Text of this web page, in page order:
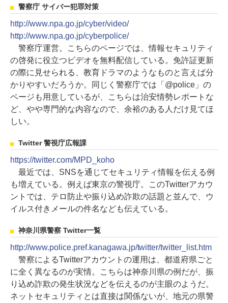
警察庁 サイバー犯罪対策
http://www.npa.go.jp/cyber/video/
http://www.npa.go.jp/cyberpolice/
警察庁運営。こちらのページでは、情報セキュリティ
の啓発に役立つビデオを無料配信している。免許証更新
の際に見せられる、教育ドラマのようなものと言えば分
かりやすいだろうか。同じく警察庁では「@police」の
ページも用意しているが、こちらは治安情勢レポートな
ど、やや専門的な内容なので、余裕のある人だけ見てほ
しい。
Twitter 警視庁広報課
https://twitter.com/MPD_koho
最近では、SNSを通じてセキュリティ情報を伝える例
も増えている。例えば東京の警視庁。このTwitterアカウ
ントでは、テロ防止や振り込め詐欺の話題と並んで、ウ
イルス付きメールの件名なども伝えている。
神奈川県警察 Twitter一覧
http://www.police.pref.kanagawa.jp/twitter/twitter_list.htm
警察によるTwitterアカウントの運用は、都道府県ごと
に全く異なるのが実情。こちらは神奈川県の例だが、振
り込め詐欺の発生状況などを伝えるのが主眼のようだ。
ネットセキュリティとは直接は関係ないが、地元の県警